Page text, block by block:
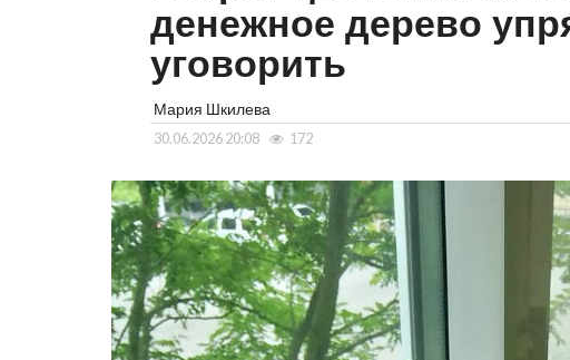
денежное дерево
уговорить
Мария Шкилева
30.06.2026 20:08 172